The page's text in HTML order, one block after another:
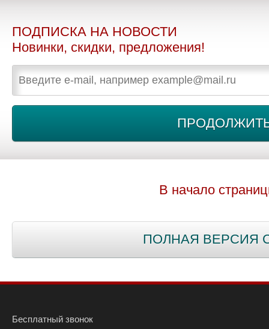
ПОДПИСКА НА НОВОСТИ
Новинки, скидки, предложения!
В начало
ПОЛНАЯ ВЕРСИЯ
Бесплатный звонок